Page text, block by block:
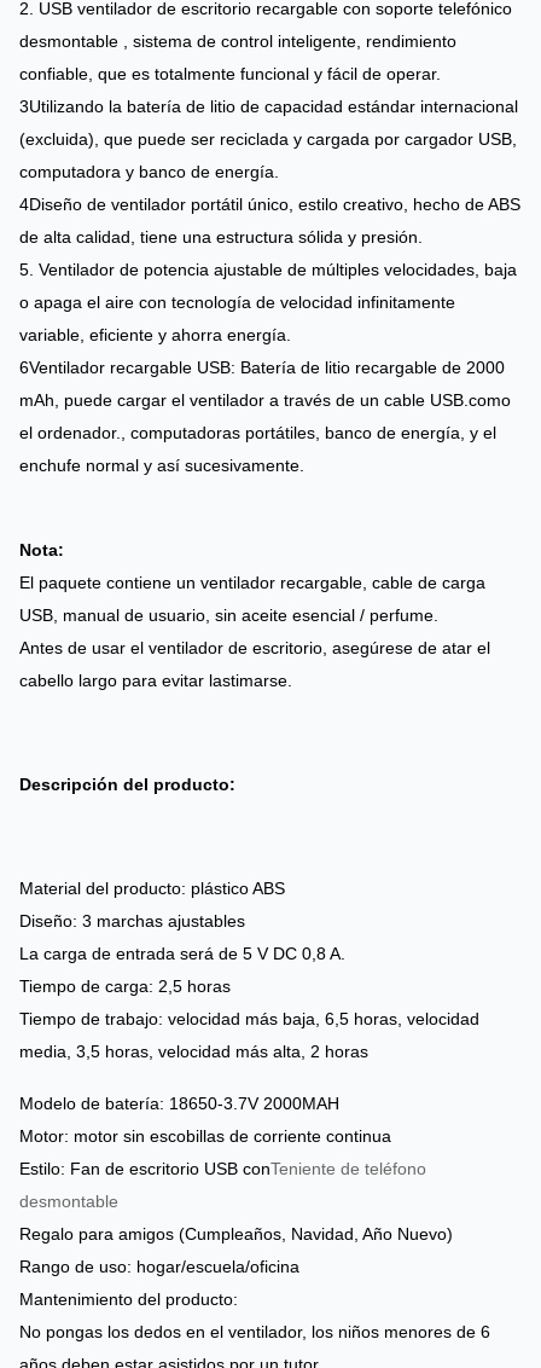
2. USB ventilador de escritorio recargable con soporte telefónico
desmontable
, sistema de control inteligente, rendimiento
confiable, que es totalmente funcional y fácil de operar.
3Utilizando la batería de litio de capacidad estándar internacional
(excluida), que puede ser reciclada y cargada por cargador USB,
computadora y banco de energía.
4Diseño de ventilador portátil único, estilo creativo, hecho de ABS
de alta calidad, tiene una estructura sólida y presión.
5. Ventilador de potencia ajustable de múltiples velocidades, baja
o apaga el aire con tecnología de velocidad infinitamente
variable, eficiente y ahorra energía.
6Ventilador recargable USB: Batería de litio recargable de 2000
mAh, puede cargar el ventilador a través de un cable USB.como
el ordenador., computadoras portátiles, banco de energía, y el
enchufe normal y así sucesivamente.
Nota:
El paquete contiene un ventilador recargable, cable de carga
USB, manual de usuario, sin aceite esencial / perfume.
Antes de usar el ventilador de escritorio, asegúrese de atar el
cabello largo para evitar lastimarse.
Descripción del producto:
Material del producto: plástico ABS
Diseño: 3 marchas ajustables
La carga de entrada será de 5 V DC 0,8 A.
Tiempo de carga: 2,5 horas
Tiempo de trabajo: velocidad más baja, 6,5 horas, velocidad
media, 3,5 horas, velocidad más alta, 2 horas
Modelo de batería: 18650-3.7V 2000MAH
Motor: motor sin escobillas de corriente continua
Estilo: Fan de escritorio USB conTeniente de teléfono
desmontable
Regalo para amigos (Cumpleaños, Navidad, Año Nuevo)
Rango de uso: hogar/escuela/oficina
Mantenimiento del producto:
No pongas los dedos en el ventilador, los niños menores de 6